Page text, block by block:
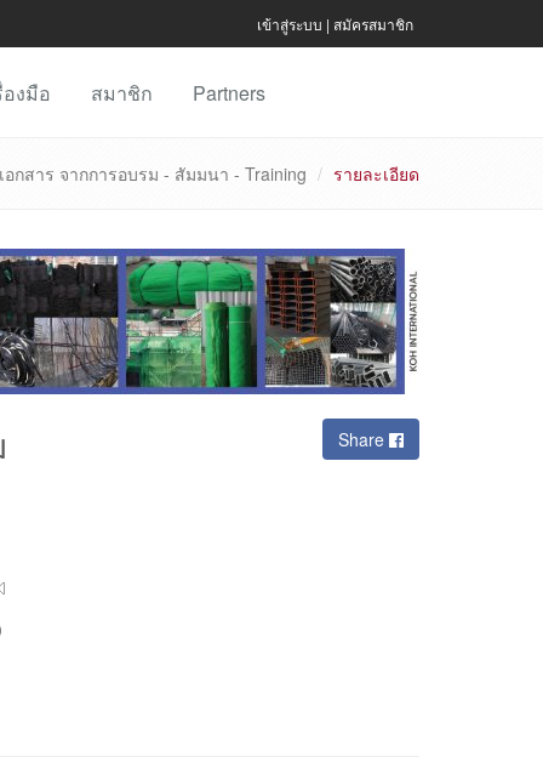
เข้าสู่ระบบ | สมัครสมาชิก
องมือ สมาชิก Partners
อกสาร จากการอบรม - สัมมนา - Training รายละเอียด
Share